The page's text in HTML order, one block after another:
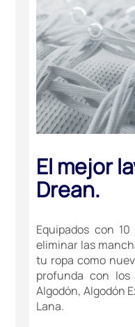
El mejor
Drean.
Equipados con
eliminar las
tu ropa como
profunda con los
Algodón, Algodón
Lana.